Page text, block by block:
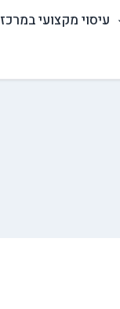
עיסוי מקצועי במרכז